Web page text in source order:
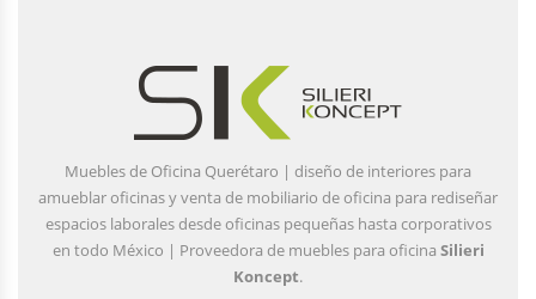
Muebles de Oficina Querétaro | diseño de interiores para
amueblar oficinas y venta de mobiliario de oficina para rediseñar
espacios laborales desde oficinas pequeñas hasta corporativos
en todo México | Proveedora de muebles para oficina Silieri
Koncept.